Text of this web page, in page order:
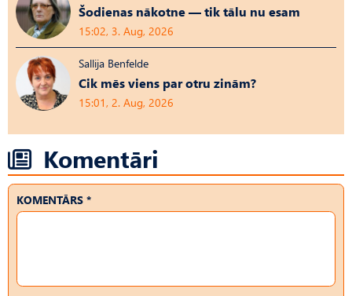
Šodienas nākotne — tik tālu nu esam
15:02, 3. Aug, 2026
Sallija Benfelde
Cik mēs viens par otru zinām?
15:01, 2. Aug, 2026
Komentāri
KOMENTĀRS *